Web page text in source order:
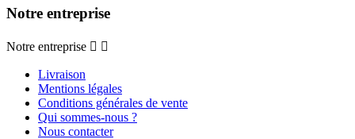
Notre entreprise
Notre entreprise  
Livraison
Mentions légales
Conditions générales de vente
Qui sommes-nous ?
Nous contacter